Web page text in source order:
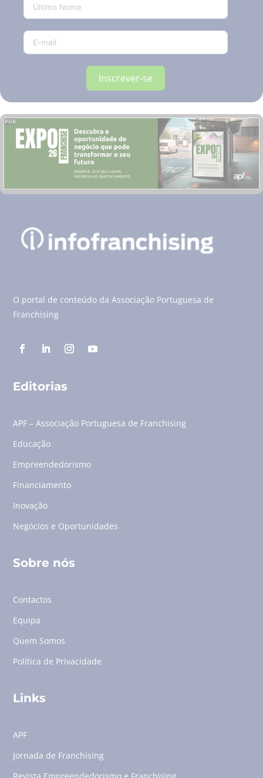
Inscrever-se
PUB
O portal de conteúdo da Associação Portuguesa de
Franchising
Editorias
APF – Associação Portuguesa de Franchising
Educação
Empreendedorismo
Financiamento
Inovação
Negócios e Oportunidades
Sobre nós
Contactos
Equipa
Quem Somos
Política de Privacidade
Links
APF
Jornada de Franchising